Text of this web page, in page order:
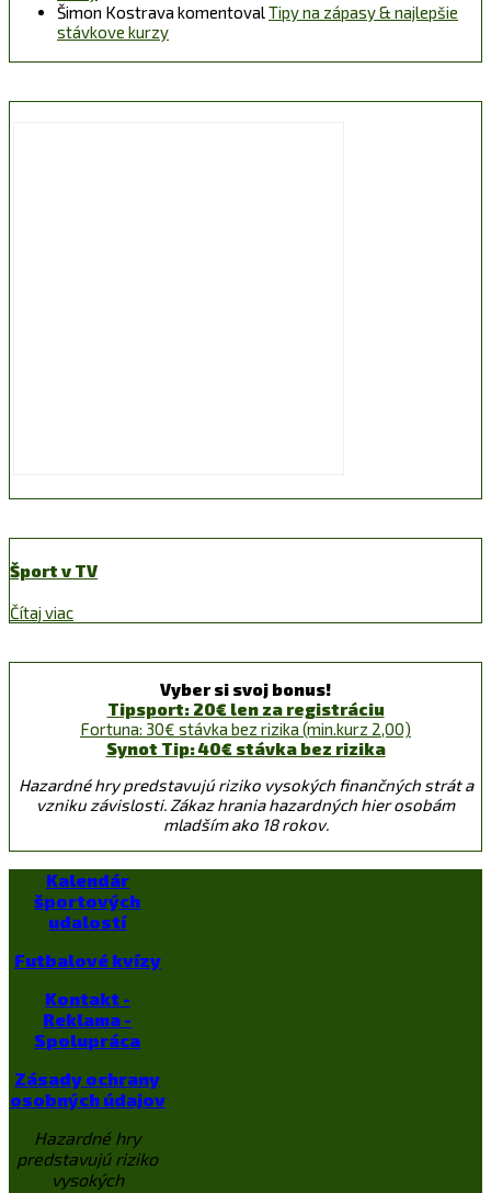
Šimon Kostrava komentovalTipy na zápasy & najlepšie
stávkove kurzy
Šport v TV
Čítaj viac
Vyber si svoj bonus!
Tipsport: 20€ len za registráciu
Fortuna: 30€ stávka bez rizika (min.kurz 2,00)
Synot Tip: 40€ stávka bez rizika
Hazardné hry predstavujú riziko vysokých finančných strát a
vzniku závislosti. Zákaz hrania hazardných hier osobám
mladším ako 18 rokov.
Kalendár
športových
udalostí
Futbalové kvízy
Kontakt -
Reklama -
Spolupráca
Zásady ochrany
osobných údajov
Hazardné hry
predstavujú riziko
vysokých